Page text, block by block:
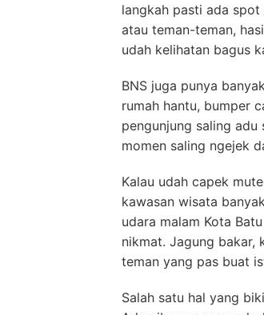
langkah pasti ada
atau teman-teman,
udah kelihatan bagus
BNS juga punya
rumah hantu, bumper
pengunjung saling adu
momen saling ngejek
Kalau udah capek
kawasan wisata
udara malam Kota
nikmat. Jagung bakar,
teman yang pas buat
Salah satu hal yang